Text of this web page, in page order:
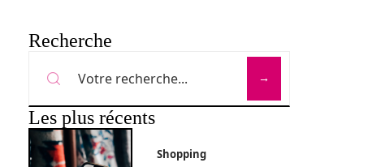
Recherche
Les plus récents
Shopping